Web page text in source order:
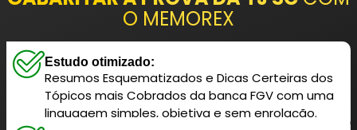
O MEMOREX
Estudo otimizado:
Resumos Esquematizados e Dicas Certeiras dos
Tópicos mais Cobrados da banca FGV com uma
linguagem simples, objetiva e sem enrolação.